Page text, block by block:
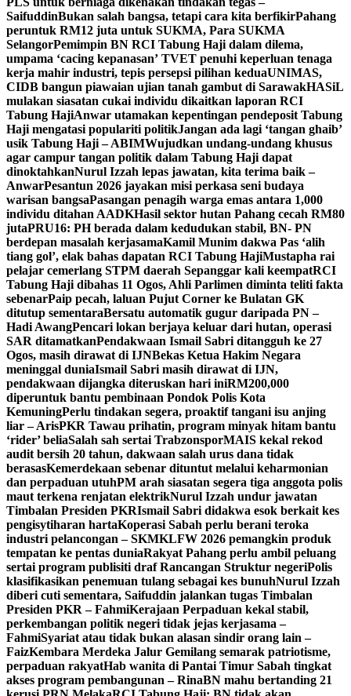
SaifuddinBukan salah bangsa, tetapi cara kita berfikirPahang
peruntuk RM12 juta untuk SUKMA, Para SUKMA
SelangorPemimpin BN RCI Tabung Haji dalam dilema,
umpama ‘cacing kepanasan’ TVET penuhi keperluan tenaga
kerja mahir industri, tepis persepsi pilihan keduaUNIMAS,
CIDB bangun piawaian ujian tanah gambut di SarawakHASiL
mulakan siasatan cukai individu dikaitkan laporan RCI
Tabung HajiAnwar utamakan kepentingan pendeposit Tabung
Haji mengatasi populariti politikJangan ada lagi ‘tangan ghaib’
usik Tabung Haji – ABIMWujudkan undang-undang khusus
agar campur tangan politik dalam Tabung Haji dapat
dinoktahkanNurul Izzah lepas jawatan, kita terima baik –
AnwarPesantun 2026 jayakan misi perkasa seni budaya
warisan bangsaPasangan penagih warga emas antara 1,000
individu ditahan AADKHasil sektor hutan Pahang cecah RM80
jutaPRU16: PH berada dalam kedudukan stabil, BN- PN
berdepan masalah kerjasamaKamil Munim dakwa Pas ‘alih
tiang gol’, elak bahas dapatan RCI Tabung HajiMustapha rai
pelajar cemerlang STPM daerah Sepanggar kali keempatRCI
Tabung Haji dibahas 11 Ogos, Ahli Parlimen diminta teliti fakta
sebenarPaip pecah, laluan Pujut Corner ke Bulatan GK
ditutup sementaraBersatu automatik gugur daripada PN –
Hadi AwangPencari lokan berjaya keluar dari hutan, operasi
SAR ditamatkanPendakwaan Ismail Sabri ditangguh ke 27
Ogos, masih dirawat di IJNBekas Ketua Hakim Negara
meninggal duniaIsmail Sabri masih dirawat di IJN,
pendakwaan dijangka diteruskan hari iniRM200,000
diperuntuk bantu pembinaan Pondok Polis Kota
KemuningPerlu tindakan segera, proaktif tangani isu anjing
liar – ArisPKR Tawau prihatin, program minyak hitam bantu
‘rider’ beliaSalah sah sertai TrabzonsporMAIS kekal rekod
audit bersih 20 tahun, dakwaan salah urus dana tidak
berasasKemerdekaan sebenar dituntut melalui keharmonian
dan perpaduan utuhPM arah siasatan segera tiga anggota polis
maut terkena renjatan elektrikNurul Izzah undur jawatan
Timbalan Presiden PKRIsmail Sabri didakwa esok berkait kes
pengisytiharan hartaKoperasi Sabah perlu berani teroka
industri pelancongan – SKMKLFW 2026 pemangkin produk
tempatan ke pentas duniaRakyat Pahang perlu ambil peluang
sertai program publisiti draf Rancangan Struktur negeriPolis
klasifikasikan penemuan tulang sebagai kes bunuhNurul Izzah
diberi cuti sementara, Saifuddin jalankan tugas Timbalan
Presiden PKR – FahmiKerajaan Perpaduan kekal stabil,
perkembangan politik negeri tidak jejas kerjasama –
FahmiSyariat atau tidak bukan alasan sindir orang lain –
FaizKembara Merdeka Jalur Gemilang semarak patriotisme,
perpaduan rakyatHab wanita di Pantai Timur Sabah tingkat
akses program pembangunan – RinaBN mahu bertanding 21